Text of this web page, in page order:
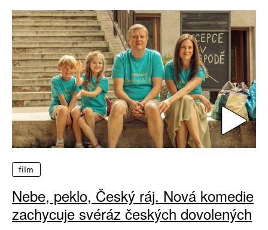
film
Nebe, peklo, Český ráj. Nová komedie
zachycuje svéráz českých dovolených